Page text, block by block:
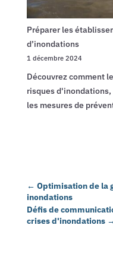
Préparer les
d’inondations
1 décembre 2024
Découvrez comment
risques
les mesures de
← Optimisation de la
inondations
Défis de
crises d'inondations→